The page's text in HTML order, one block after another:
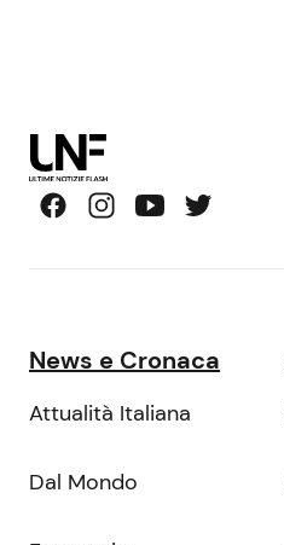
News e Cronaca
Attualità Italiana
Dal Mondo